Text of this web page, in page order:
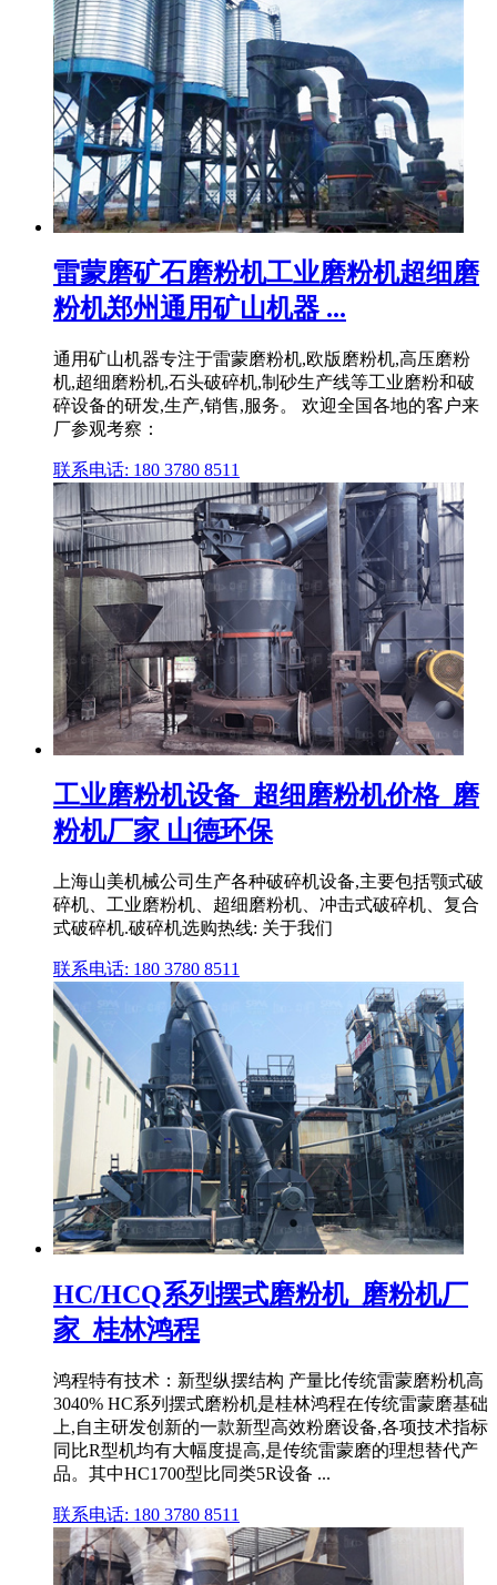
雷蒙磨矿石磨粉机工业磨粉机超细磨
粉机郑州通用矿山机器 ...
通用矿山机器专注于雷蒙磨粉机,欧版磨粉机,高压磨粉
机,超细磨粉机,石头破碎机,制砂生产线等工业磨粉和破
碎设备的研发,生产,销售,服务。 欢迎全国各地的客户来
厂参观考察：
联系电话: 180 3780 8511
工业磨粉机设备_超细磨粉机价格_磨
粉机厂家 山德环保
上海山美机械公司生产各种破碎机设备,主要包括颚式破
碎机、工业磨粉机、超细磨粉机、冲击式破碎机、复合
式破碎机.破碎机选购热线: 关于我们
联系电话: 180 3780 8511
HC/HCQ系列摆式磨粉机_磨粉机厂
家_桂林鸿程
鸿程特有技术：新型纵摆结构 产量比传统雷蒙磨粉机高
3040% HC系列摆式磨粉机是桂林鸿程在传统雷蒙磨基础
上,自主研发创新的一款新型高效粉磨设备,各项技术指标
同比R型机均有大幅度提高,是传统雷蒙磨的理想替代产
品。其中HC1700型比同类5R设备 ...
联系电话: 180 3780 8511